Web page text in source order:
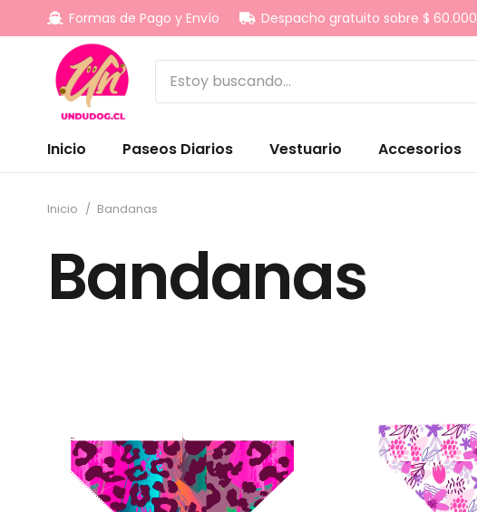
Formas de Pago y Envío Despacho gratuito sobre $ 60.000
Inicio Paseos Diarios Vestuario Accesorios
Inicio / Bandanas
Bandanas